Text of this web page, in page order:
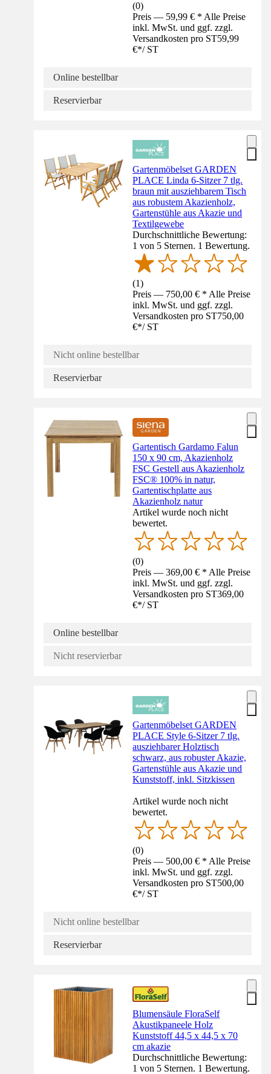
(0)
Preis — 59,99 € * Alle Preise
inkl. MwSt. und ggf. zzgl.
Versandkosten pro ST59,99
€*/ ST
Online bestellbar
Reservierbar
Gartenmöbelset GARDEN
PLACE Linda 6-Sitzer 7 tlg.
braun mit ausziehbarem Tisch
aus robustem Akazienholz,
Gartenstühle aus Akazie und
Textilgewebe
Durchschnittliche Bewertung:
1 von 5 Sternen. 1 Bewertung.
(1)
Preis — 750,00 € * Alle Preise
inkl. MwSt. und ggf. zzgl.
Versandkosten pro ST750,00
€*/ ST
Nicht online bestellbar
Reservierbar
Gartentisch Gardamo Falun
150 x 90 cm, Akazienholz
FSC Gestell aus Akazienholz
FSC® 100% in natur,
Gartentischplatte aus
Akazienholz natur
Artikel wurde noch nicht
bewertet.
(0)
Preis — 369,00 € * Alle Preise
inkl. MwSt. und ggf. zzgl.
Versandkosten pro ST369,00
€*/ ST
Online bestellbar
Nicht reservierbar
Gartenmöbelset GARDEN
PLACE Style 6-Sitzer 7 tlg.
ausziehbarer Holztisch
schwarz, aus robuster Akazie,
Gartenstühle aus Akazie und
Kunststoff, inkl. Sitzkissen
Artikel wurde noch nicht
bewertet.
(0)
Preis — 500,00 € * Alle Preise
inkl. MwSt. und ggf. zzgl.
Versandkosten pro ST500,00
€*/ ST
Nicht online bestellbar
Reservierbar
Blumensäule FloraSelf
Akustikpaneele Holz
Kunststoff 44,5 x 44,5 x 70
cm akazie
Durchschnittliche Bewertung:
1 von 5 Sternen. 1 Bewertung.